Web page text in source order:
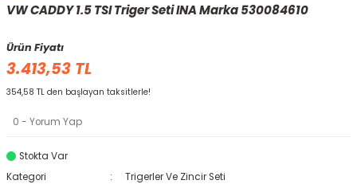
VW CADDY 1.5 TSI Triger Seti INA Marka 530084610
Ürün Fiyatı
3.413,53 TL
354,58 TL den başlayan taksitlerle!
0 - Yorum Yap
Stokta Var
Kategori
Trigerler Ve Zincir Seti